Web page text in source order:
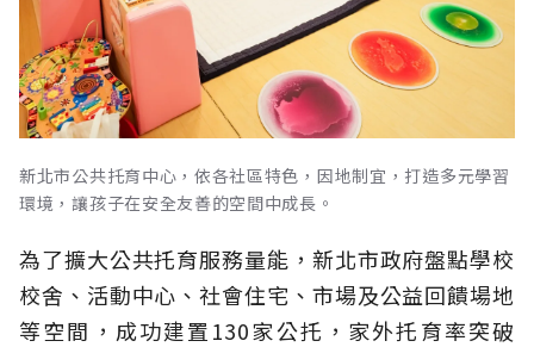
新北市公共托育中心，依各社區特色，因地制宜，打造多元學習
環境，讓孩子在安全友善的空間中成長。
為了擴大公共托育服務量能，新北市政府盤點學校
校舍、活動中心、社會住宅、市場及公益回饋場地
等空間，成功建置130家公托，家外托育率突破